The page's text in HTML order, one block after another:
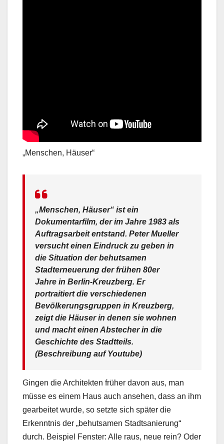
„Menschen, Häuser“
„Menschen, Häuser“ ist ein
Dokumentarfilm, der im Jahre 1983 als
Auftragsarbeit entstand. Peter Mueller
versucht einen Eindruck zu geben in
die Situation der behutsamen
Stadterneuerung der frühen 80er
Jahre in Berlin-Kreuzberg. Er
portraitiert die verschiedenen
Bevölkerungsgruppen in Kreuzberg,
zeigt die Häuser in denen sie wohnen
und macht einen Abstecher in die
Geschichte des Stadtteils.
(Beschreibung auf Youtube)
Gingen die Architekten früher davon aus, man
müsse es einem Haus auch ansehen, dass an ihm
gearbeitet wurde, so setzte sich später die
Erkenntnis der „behutsamen Stadtsanierung“
durch. Beispiel Fenster: Alle raus, neue rein? Oder